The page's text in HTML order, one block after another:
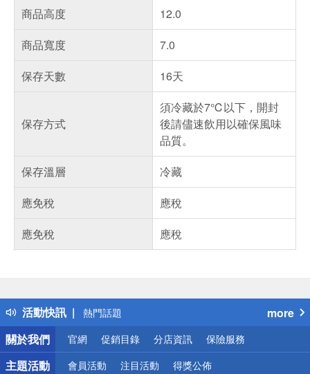
商品高度
12.0
商品寬度
7.0
保存天數
16天
保存方式
須冷藏於7℃以下，開封
後請儘速飲用以確保風味
品質。
保存溫層
冷藏
應免稅
應稅
應免稅
應稅
活動快訊
得獎公告
熱門話題
銀行優惠
偏遠地區配送
詐騙網頁！請小心！
more
關於我們
官網 促銷目錄 分店資訊 保險服務
主題活動 會員活動 注目活動 得獎公佈